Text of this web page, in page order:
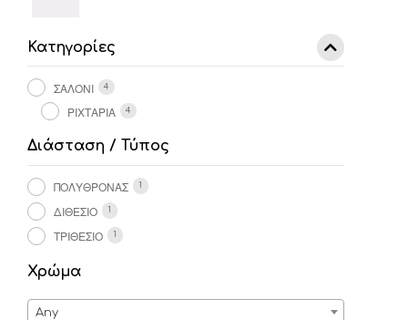
μπορούν
προϊόντος
Κατηγορίες
ΣΑΛΟΝΙ 4
ΡΙΧΤΑΡΙΑ 4
Διάσταση / Τύπος
ΠΟΛΥΘΡΌΝΑΣ
ΔΙΘΈΣΙΟ
ΤΡΙΘΈΣΙΟ
Χρώμα
Any